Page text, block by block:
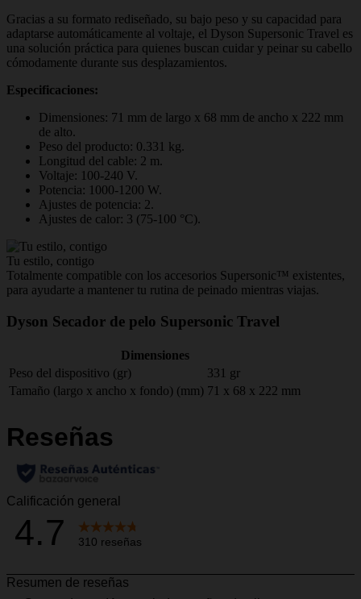
Gracias a su formato rediseñado, su bajo peso y su capacidad para
adaptarse automáticamente al voltaje, el Dyson Supersonic Travel es
una solución práctica para quienes buscan cuidar y peinar su cabello
cómodamente durante sus desplazamientos.
Especificaciones:
Dimensiones: 71 mm de largo x 68 mm de ancho x 222 mm
de alto.
Peso del producto: 0.331 kg.
Longitud del cable: 2 m.
Voltaje: 100-240 V.
Potencia: 1000-1200 W.
Ajustes de potencia: 2.
Ajustes de calor: 3 (75-100 °C).
Tu estilo, contigo
Totalmente compatible con los accesorios Supersonic™ existentes,
para ayudarte a mantener tu rutina de peinado mientras viajas.
Dyson Secador de pelo Supersonic Travel
Dimensiones
Peso del dispositivo (gr)
331 gr
Tamaño (largo x ancho x fondo) (mm) 71 x 68 x 222 mm